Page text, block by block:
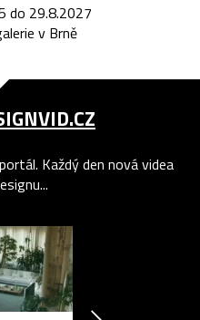
do 29.8.2027
v Brně
Každý den nová videa